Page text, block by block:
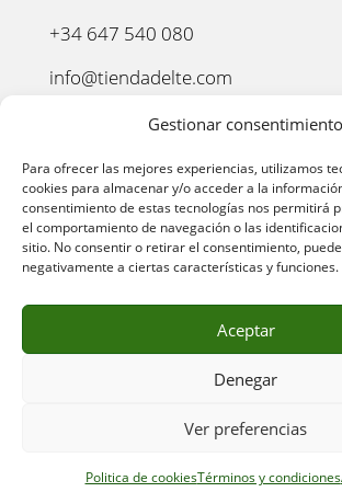
Gestionar consentimiento
Para ofrecer las mejores experiencias, utilizamos
cookies para almacenar y/o acceder a la
consentimiento de estas tecnologías nos permitirá
el comportamiento de navegación o las
sitio. No consentir o retirar el consentimiento,
negativamente a ciertas características y funciones.
Aceptar
Denegar
Ver preferencias
Politica de cookiesTérminos y condiciones
+34 647 540 080
info@tiendadelte.com
Punto oficial de recogida:
C. Pozo, 13, 24003. León
POLÍTICA DE PRIVACIDAD
POLÍTICA DE COMPRA
ENVÍO Y ENTREGA TÉRMINOS Y